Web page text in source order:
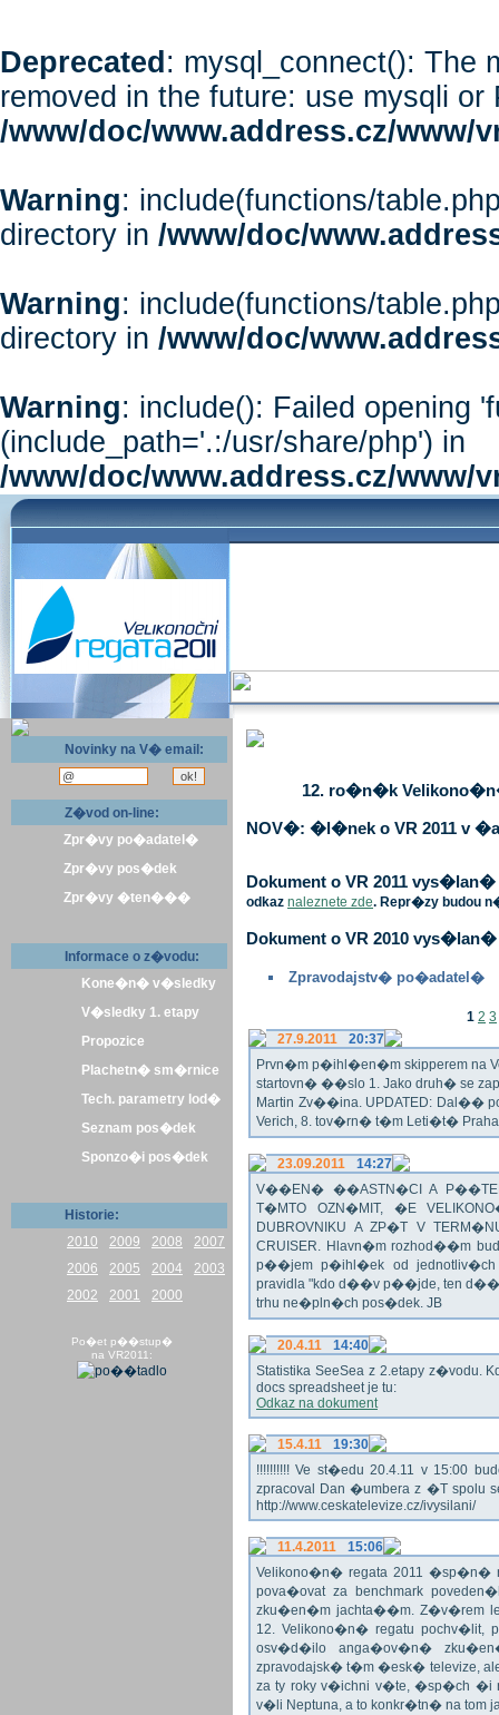
Deprecated : mysql_connect(): The
removed in the future: use mysqli or
/www/doc/www.address.cz/www/
Warning: include(functions/
directory in /www/doc/
Warning: include(functions/
directory in /www/doc/
Warning: include(): Failed opening
(include_path='.:/usr/share/php') in
/www/doc/www.address.cz/www/
Novinky na V� email:
Z�vod on-line:
Zpr�vy po�adatel�
Zpr�vy pos�dek
Zpr�vy �ten���
Informace o z�vodu:
Kone�n� v�sledky
V�sledky 1. etapy
Propozice
Plachetn� sm�rnice
Tech. parametry lod�
Seznam pos�dek
Sponzo�i pos�dek
Historie:
2010
2009 2008
2007
2006
2005 2004
2003
2002
2001 2000
Po�et p��stup�
na VR2011:
12. ro�n�k
NOV�: �l�nek o VR 2011 v
Dokument o VR 2011
odkaz naleznete zde. Repr�zy budou
Dokument o VR 2010
Zpravodajstv� po�adatel�
1 2 3
27.9.2011
20:37
Prvn�m p�ihl�en�m skipperem na
startovn� ��slo 1. Jako druh� se
Martin Zv��ina. UPDATED: Dal��
Verich, 8. tov�rn� t�m Leti�t� Praha
23.09.2011
14:27
V��EN� ��ASTN�CI A
T�MTO OZN�MIT, �E
DUBROVNIKU A ZP�T V
CRUISER. Hlavn�m rozhod��m
p��jem p�ihl�ek od
pravidla "kdo d��v p��jde, ten
trhu ne�pln�ch pos�dek. JB
20.4.11
14:40
Statistika SeeSea z 2.etapy z�vodu.
docs spreadsheet je tu:
Odkaz na dokument
15.4.11
19:30
!!!!!!!!!! Ve st�edu 20.4.11 v 15:00
zpracoval Dan �umbera z �T spolu
http://www.ceskatelevize.cz/ivysilani/
11.4.2011
15:06
Velikono�n� regata 2011 �sp�n�
pova�ovat za benchmark
zku�en�m jachta��m. Z�v�rem
12. Velikono�n� regatu
osv�d�ilo anga�ov�n�
zpravodajsk� t�m �esk� televize,
za ty roky v�ichni v�te, �sp�ch
v�li Neptuna, a to konkr�tn� na tom